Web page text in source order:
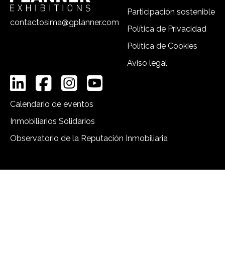
contactosima@gplanner.com
Participación sostenible
Política de Privacidad
Política de Cookies
Aviso legal
Calendario de eventos
Inmobiliarios Solidarios
Observatorio de la Reputación Inmobiliaria